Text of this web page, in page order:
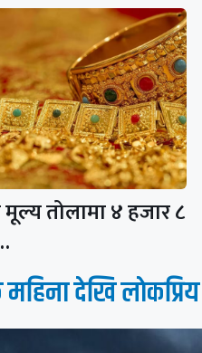
तोलामा ४ हजार ८
देखि लाेकप्रिय